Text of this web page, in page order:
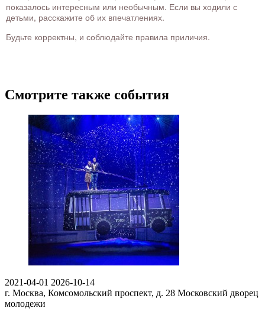
показалось интересным или необычным. Если вы ходили с
детьми, расскажите об их впечатлениях.
Будьте корректны, и соблюдайте правила приличия.
Смотрите также события
2021-04-01 2026-10-14
г. Москва, Комсомольский проспект, д. 28 Московский дворец
молодежи